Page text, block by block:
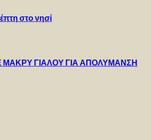
στο νησί
ΜΑΚΡΥ ΓΙΑΛΟΥ ΓΙΑ ΑΠΟΛΥΜΑΝΣΗ